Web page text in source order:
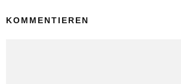
KOMMENTIEREN